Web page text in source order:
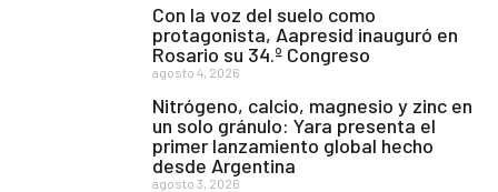
Con la voz del suelo como
protagonista, Aapresid inauguró en
Rosario su 34.º Congreso
agosto 4, 2026
Nitrógeno, calcio, magnesio y zinc en
un solo gránulo: Yara presenta el
primer lanzamiento global hecho
desde Argentina
agosto 3, 2026